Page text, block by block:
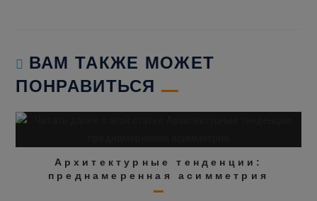
ВАМ ТАКЖЕ МОЖЕТ
ПОНРАВИТЬСЯ
Архитектурные тенденции:
преднамеренная асимметрия